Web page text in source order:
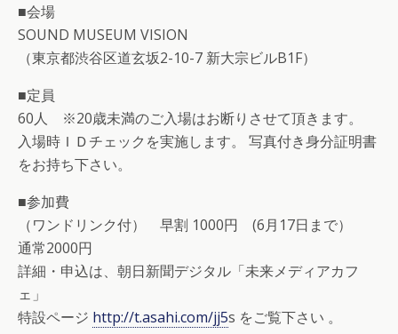
■会場
SOUND MUSEUM VISION
（東京都渋谷区道玄坂2-10-7 新大宗ビルB1F）
■定員
60人 ※20歳未満のご入場はお断りさせて頂きます。
入場時ＩＤチェックを実施します。 写真付き身分証明書
をお持ち下さい。
■参加費
（ワンドリンク付） 早割 1000円 (6月17日まで）
通常2000円
詳細・申込は、朝日新聞デジタル「未来メディアカフ
ェ」
特設ページ http://t.asahi.com/jj5s をご覧下さい 。